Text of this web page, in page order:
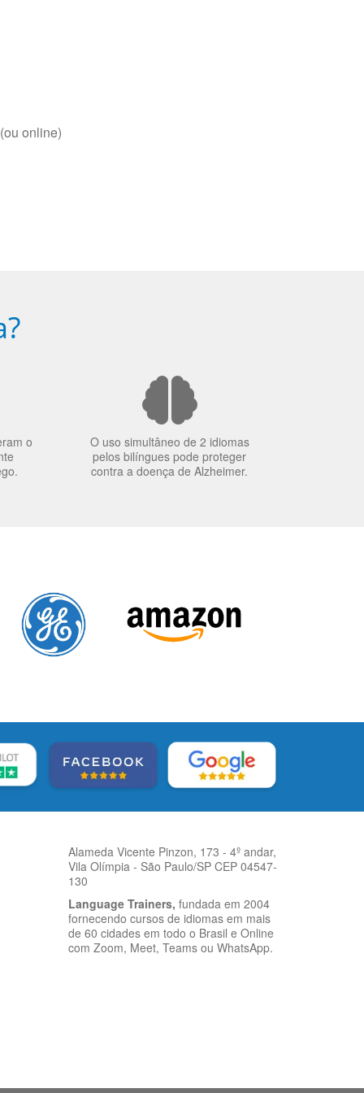
online)
o
O uso simultâneo de 2 idiomas
pelos bilíngues pode proteger
contra a doença de Alzheimer.
Alameda Vicente Pinzon, 173 - 4º andar,
Vila Olímpia - São Paulo/SP CEP 04547-
130
Language Trainers, fundada em 2004
fornecendo cursos de idiomas em mais
de 60 cidades em todo o Brasil e Online
com Zoom, Meet, Teams ou WhatsApp.